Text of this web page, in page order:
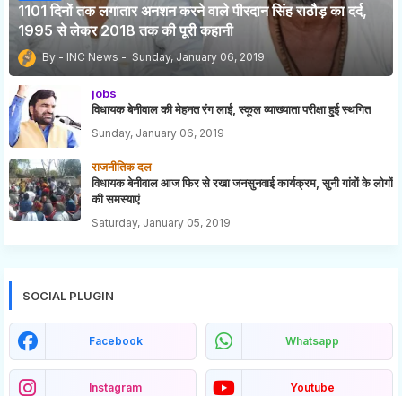
1101 दिनों तक लगातार अनशन करने वाले पीरदान सिंह राठौड़ का दर्द,
1995 से लेकर 2018 तक की पूरी कहानी
INC News Sunday, January 06, 2019
jobs
विधायक बेनीवाल की मेहनत रंग लाई, स्कूल व्याख्याता परीक्षा हुई स्थगित
Sunday, January 06, 2019
राजनीतिक दल
विधायक बेनीवाल आज फिर से रखा जनसुनवाई कार्यक्रम, सुनी गांवों के लोगों
की समस्याएं
Saturday, January 05, 2019
SOCIAL PLUGIN
Facebook Whatsapp
Instagram Youtube